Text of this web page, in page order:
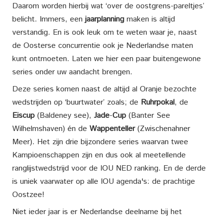
Daarom worden hierbij wat ‘over de oostgrens-pareltjes’
belicht. Immers, eenjaarplanning maken is altijd
verstandig. En is ook leuk om te weten waar je, naast
de Oosterse concurrentie ook je Nederlandse maten
kunt ontmoeten. Laten we hier een paar buitengewone
series onder uw aandacht brengen.
Deze series komen naast de altijd al Oranje bezochte
wedstrijden op ‘buurtwater’ zoals; de Ruhrpokal, de
Eiscup (Baldeney see), Jade-Cup (Banter See
Wilhelmshaven) én de Wappenteller(Zwischenahner
Meer). Het zijn drie bijzondere series waarvan twee
Kampioenschappen zijn en dus ook al meetellende
ranglijstwedstrijd voor de IOU NED ranking. En de derde
is uniek vaarwater op alle IOU agenda's: de prachtige
Oostzee!
Niet ieder jaar is er Nederlandse deelname bij het